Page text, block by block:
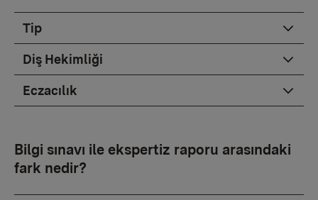
Tip
Diş Hekimliği
Eczacılık
Bilgi sınavı ile ekspertiz raporu arasındaki
fark nedir?